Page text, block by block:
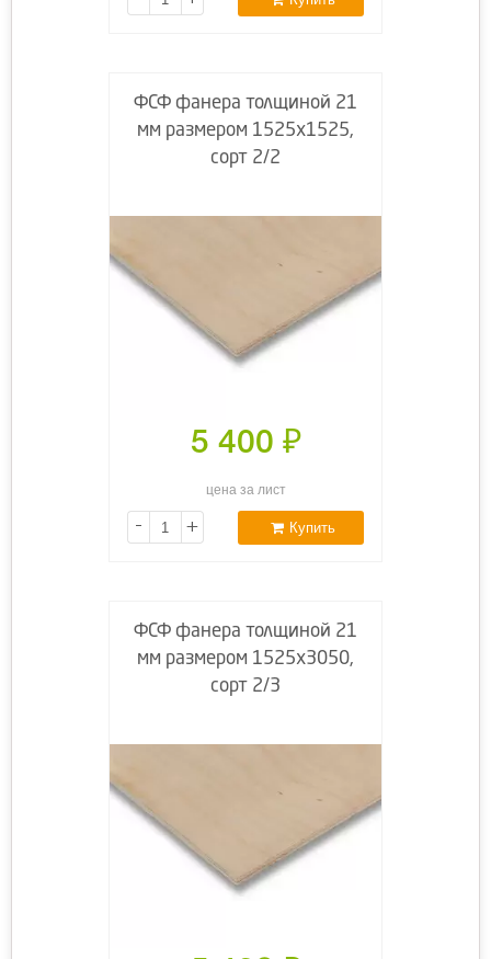
ФСФ фанера толщиной 21
мм размером 1525x1525,
сорт 2/2
5 400 ₽
цена за лист
- + Купить
ФСФ фанера толщиной 21
мм размером 1525х3050,
сорт 2/3